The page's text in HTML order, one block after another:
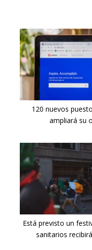
120 nuevos
ampliará su
Está previsto un
sanitarios